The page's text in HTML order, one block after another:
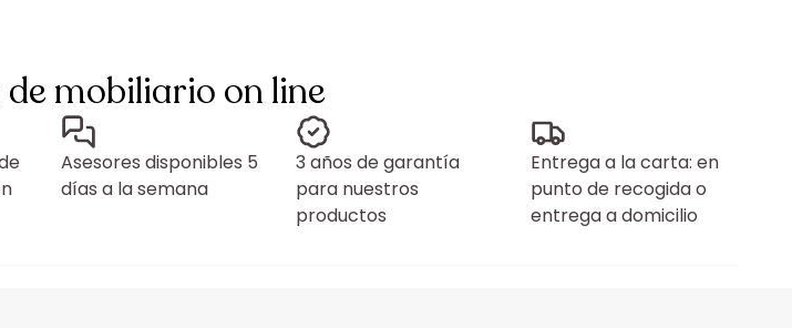
de mobiliario on line
Asesores disponibles 5
días a la semana
3 años de garantía
para nuestros
productos
Entrega a la carta: en
punto de recogida o
entrega a domicilio